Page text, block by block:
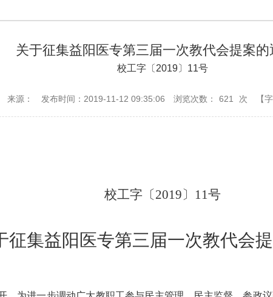
关于征集益阳医专第三届一次教代会提案
校工字〔2019〕11号
来源： 发布时间：2019-11-12 09:35:06 浏览次数： 621 次 【
校工字〔2019〕11号
征集益阳医专第三届一次教代会